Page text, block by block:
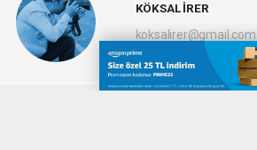
KÖKSAL İRER
koksalirer@gmail.com